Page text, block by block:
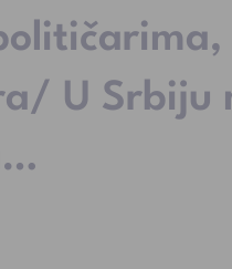
U Srbiju